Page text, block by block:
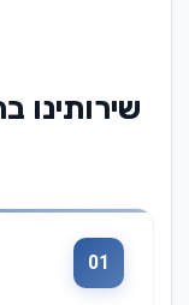
שירותינו
01